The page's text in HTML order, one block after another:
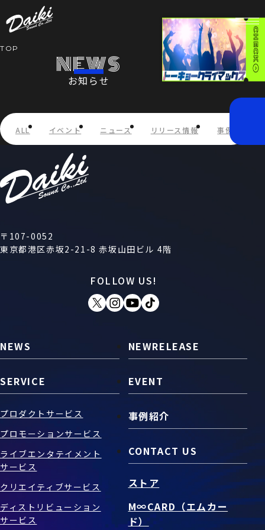
SNS
お問い合わせ
NEWS
SERVICE
COMPANY
STORE
TOP
NEWS
お知らせ
ALL イベント ニュース リリース情報 事例紹介
〒107-0052
東京都港区赤坂2-21-8 赤坂山田ビル 4階
FOLLOW US!
NEWS
SERVICE
プロダクトサービス
プロモーションサービス
ライブエンタテイメント
サービス
クリエイティブサービス
ディストリビューション
サービス
NEWRELEASE
EVENT
事例紹介
CONTACT US
ストア
M∞CARD（エムカー
ド）